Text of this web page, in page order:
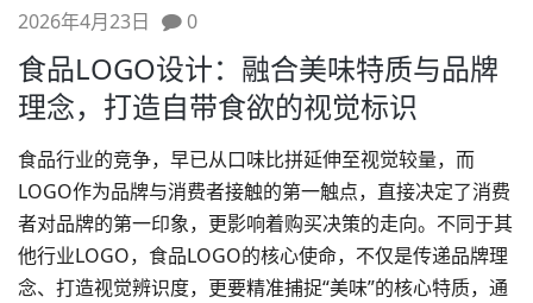
2026年4月23日 0
食品LOGO设计：融合美味特质与品牌
理念，打造自带食欲的视觉标识
食品行业的竞争，早已从口味比拼延伸至视觉较量，而
LOGO作为品牌与消费者接触的第一触点，直接决定了消费
者对品牌的第一印象，更影响着购买决策的走向。不同于其
他行业LOGO，食品LOGO的核心使命，不仅是传递品牌理
念、打造视觉辨识度，更要精准捕捉“美味”的核心特质，通